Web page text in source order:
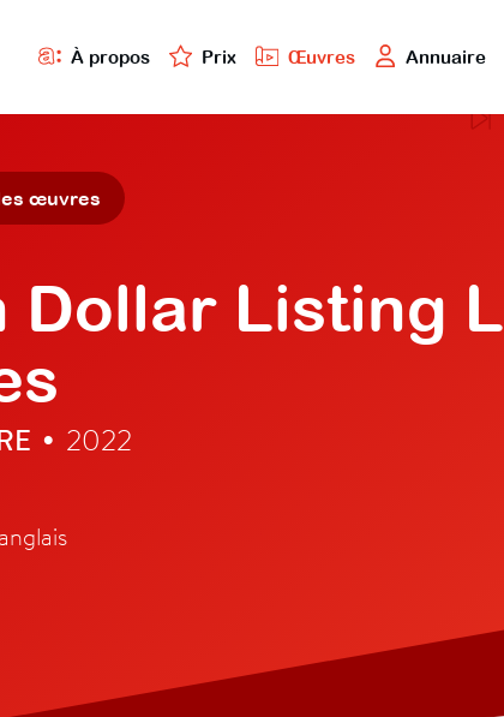
À propos Prix Œuvres Annuaire
œuvres
Dollar Listing
• 2022
anglais